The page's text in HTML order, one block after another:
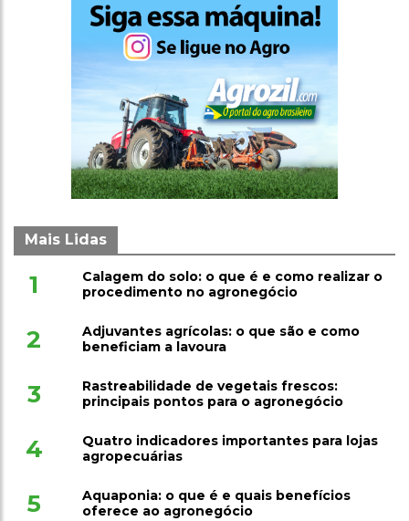
Mais Lidas
1
Calagem do solo: o que é e como realizar o
procedimento no agronegócio
2
Adjuvantes agrícolas: o que são e como
beneficiam a lavoura
3
Rastreabilidade de vegetais frescos:
principais pontos para o agronegócio
4
Quatro indicadores importantes para lojas
agropecuárias
5
Aquaponia: o que é e quais benefícios
oferece ao agronegócio